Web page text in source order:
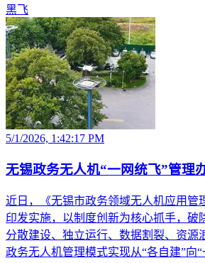
黑飞
5/1/2026, 1:42:17 PM
无锡政务无人机“一网统飞”管理
近日，《无锡市政务领域无人机应用管
印发实施，以制度创新为核心抓手，破
分散建设、独立运行、数据割裂、资源
政务无人机管理模式实现从“各自建”向